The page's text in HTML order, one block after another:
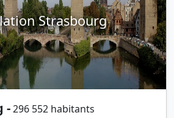
Strasbourg
-296 552 habitants